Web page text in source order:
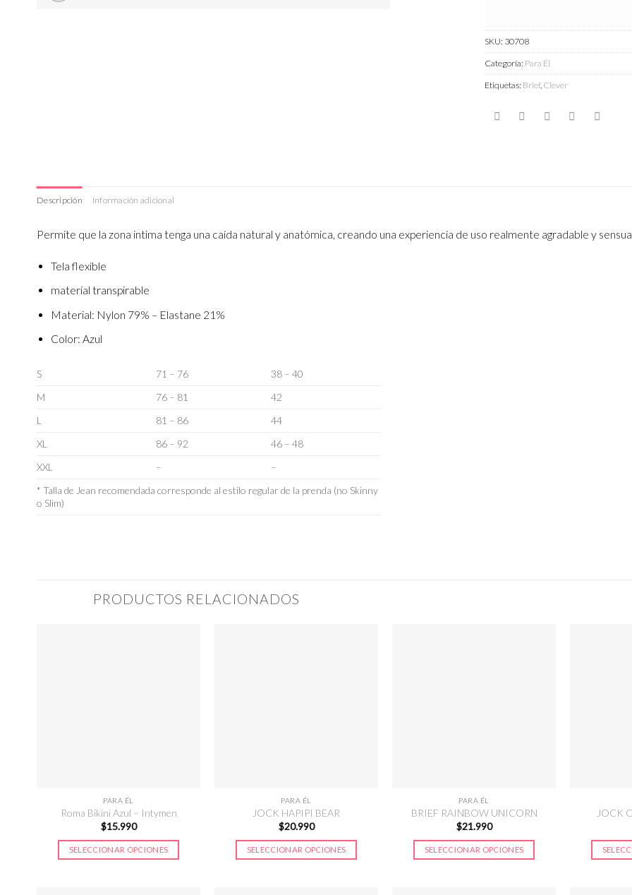
SKU: 30708
Categoría: Para Él
Etiquetas: Brief, Clever
Descripción Información adicional
Permite que la zona intima tenga una caída natural y anatómica, creando una experiencia de uso realmente agradable y
Tela flexible
material transpirable
Material: Nylon 79% – Elastane 21%
Color: Azul
S 71 – 76
38 – 40
M
76 – 81
42
L
81 – 86
44
XL
86 – 92
46 – 48
XXL
–
–
* Talla de Jean recomendada corresponde al estilo regular de la prenda (no Skinny
o Slim)
PRODUCTOS RELACIONADOS
PARA ÉL
Roma Bikini Azul – Intymen
$15.990
SELECCIONAR OPCIONES
PARA ÉL
JOCK HAPIPI BEAR
$20.990
SELECCIONAR OPCIONES
PARA ÉL
BRIEF RAINBOW UNICORN
$21.990
SELECCIONAR OPCIONES
JOCK